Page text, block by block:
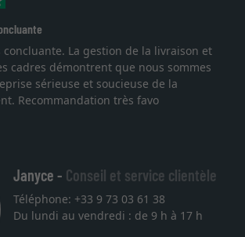
La gestion de la livraison et
démontrent que nous sommes
et soucieuse de la
très favo
Janyce - Conseil et service clientèle
Téléphone: +33 9 73 03 61 38